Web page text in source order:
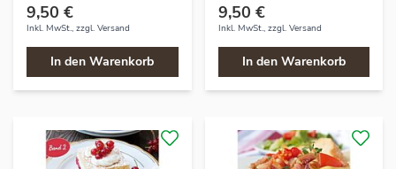
9,50 €
Inkl. MwSt., zzgl. Versand
In den Warenkorb
9,50 €
Inkl. MwSt., zzgl. Versand
In den Warenkorb